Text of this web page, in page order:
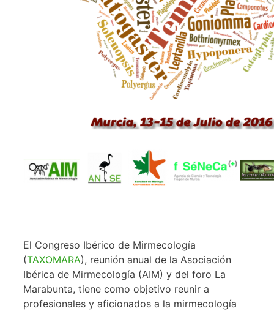
El Congreso Ibérico de Mirmecología
(TAXOMARA), reunión anual de la Asociación
Ibérica de Mirmecología (AIM) y del foro La
Marabunta, tiene como objetivo reunir a
profesionales y aficionados a la mirmecología